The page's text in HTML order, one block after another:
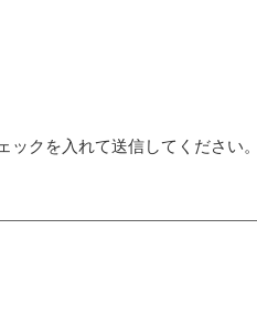
クを入れて送信してください。